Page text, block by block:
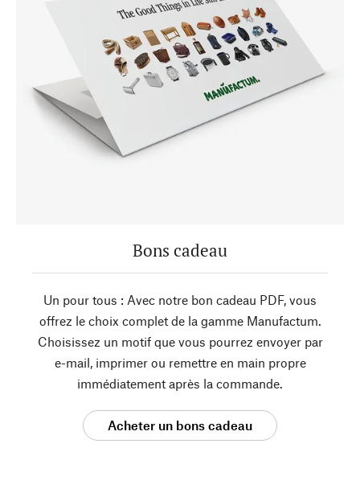
Bons cadeau
Un pour tous : Avec notre bon cadeau PDF, vous
offrez le choix complet de la gamme Manufactum.
Choisissez un motif que vous pourrez envoyer par
e-mail, imprimer ou remettre en main propre
immédiatement après la commande.
Acheter un bons cadeau